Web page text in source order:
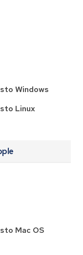
Windows
Linux
Mac OS